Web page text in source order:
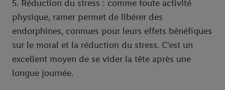
5. Réduction du stress : comme toute activité
physique, ramer permet de libérer des
endorphines, connues pour leurs effets bénéfiques
sur le moral et la réduction du stress. C'est un
excellent moyen de se vider la tête après une
longue journée.